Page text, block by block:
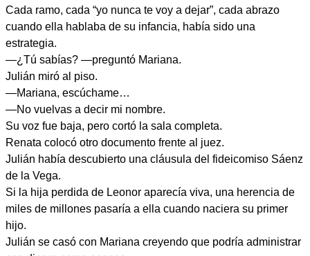
Cada ramo, cada “yo nunca te voy a dejar”, cada abrazo
cuando ella hablaba de su infancia, había sido una
estrategia.
—¿Tú sabías? —preguntó Mariana.
Julián miró al piso.
—Mariana, escúchame…
—No vuelvas a decir mi nombre.
Su voz fue baja, pero cortó la sala completa.
Renata colocó otro documento frente al juez.
Julián había descubierto una cláusula del fideicomiso Sáenz
de la Vega.
Si la hija perdida de Leonor aparecía viva, una herencia de
miles de millones pasaría a ella cuando naciera su primer
hijo.
Julián se casó con Mariana creyendo que podría administrar